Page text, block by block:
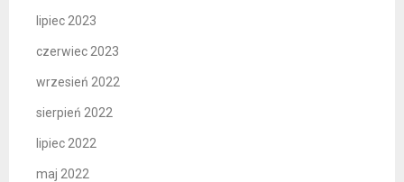
lipiec 2023
czerwiec 2023
wrzesień 2022
sierpień 2022
lipiec 2022
maj 2022